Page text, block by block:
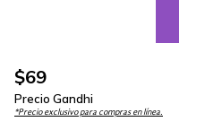
$69
Precio Gandhi
*Precio exclusivo para compras en línea.